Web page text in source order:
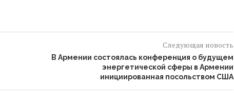
Следующая новость
В Армении состоялась конференция о будущем
энергетической сферы в Армении
инициированная посольством США